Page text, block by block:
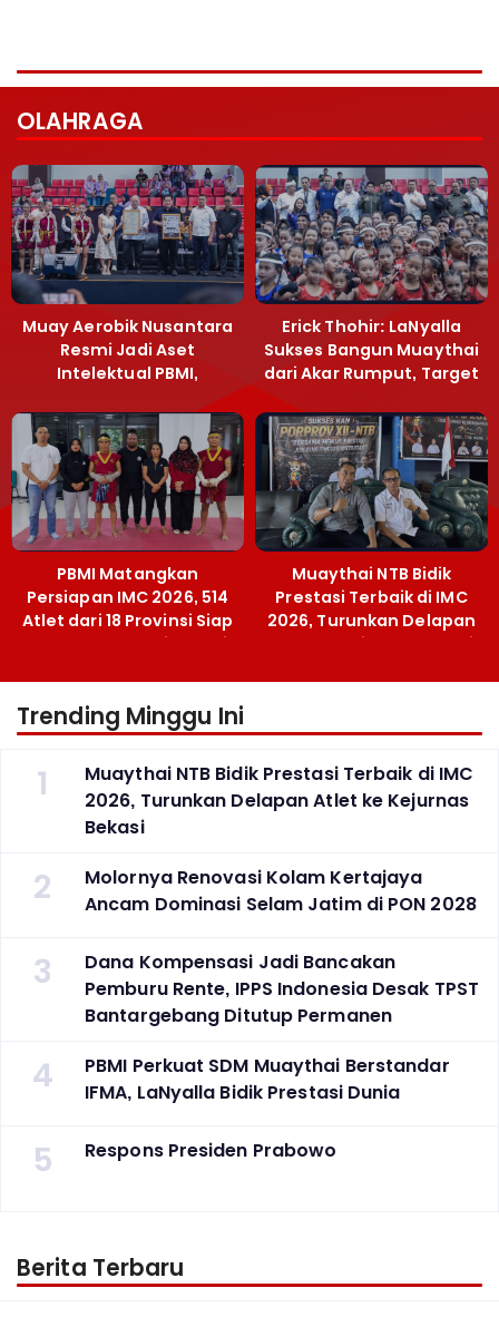
OLAHRAGA
Muay Aerobik Nusantara
Resmi Jadi Aset
Intelektual PBMI,
Terobosan Bangun
Grassroots
Erick Thohir: LaNyalla
Sukses Bangun Muaythai
dari Akar Rumput, Target
PBMI Matangkan
Persiapan IMC 2026, 514
Atlet dari 18 Provinsi Siap
Berlaga Besok di Bekasi
Muaythai NTB Bidik
Prestasi Terbaik di IMC
2026, Turunkan Delapan
Atlet ke Kejurnas Bekasi
Trending Minggu Ini
1
Muaythai NTB Bidik Prestasi Terbaik di IMC
2026, Turunkan Delapan Atlet ke Kejurnas
Bekasi
2
Molornya Renovasi Kolam Kertajaya
Ancam Dominasi Selam Jatim di PON 2028
3
Dana Kompensasi Jadi Bancakan
Pemburu Rente, IPPS Indonesia Desak TPST
Bantargebang Ditutup Permanen
4
PBMI Perkuat SDM Muaythai Berstandar
IFMA, LaNyalla Bidik Prestasi Dunia
5 Respons Presiden Prabowo
Berita Terbaru